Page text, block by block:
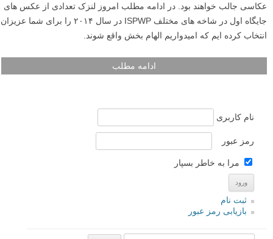
عکاسی جالب خواهند بود. در ادامه مطلب امروز لنزک تعدادی از عکس های
جایگاه اول در شاخه های مختلف ISPWP در سال ۲۰۱۴ را برای شما عزیزان
انتخاب کرده ایم که امیدواریم الهام بخش واقع شوند.
ادامه مطلب
نام کاربری
رمز عبور
مرا به خاطر بسپار
ثبت نام
بازیابی رمز عبور